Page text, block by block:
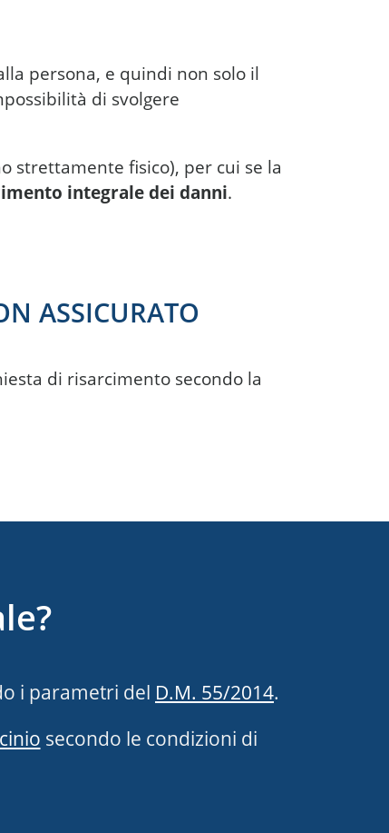
persona, e quindi non solo il
di svolgere
strettamente fisico), per cui se la
integrale dei danni.
ASSICURATO
di risarcimento secondo la
i parametri del D.M. 55/2014.
secondo le condizioni di